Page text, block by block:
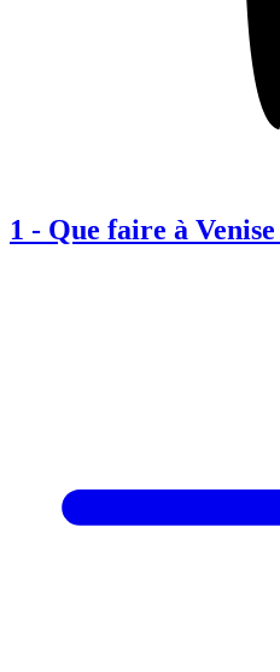
1 - Que faire à